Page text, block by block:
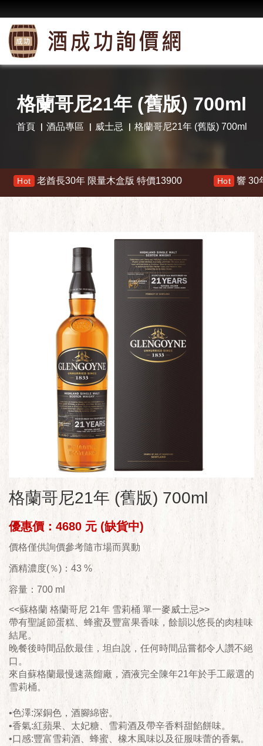
格蘭哥尼21年 (舊版) 700ml
首頁 酒品專區 威士忌 格蘭哥尼21年 (舊版) 700ml
酋長30年 限量木盒版 特價13900 Hot 響 30年 特價
格蘭哥尼21年 (舊版) 700ml
優惠價：4680 元 (缺貨中)
價格僅供詢價參考隨市場而異動
酒精濃度(％)：43 %
容量：700 ml
<<蘇格蘭 格蘭哥尼 21年 雪莉桶 單一麥威士忌>>
帶有聖誕節蛋糕、蜂蜜及豐富果香味，餘韻以悠長的肉桂味
結尾。
晚餐後時間品飲最佳，坦白說，任何時間品嘗都令人讚不絕
口。
來自蘇格蘭最慢速蒸餾廠，酒液完全陳年21年於手工嚴選的
雪莉桶。
•色澤:深銅色，酒腳綿密。
•香氣:紅蘋果、太妃糖、雪莉酒及帶辛香料甜餡餅味。
•口感:豐富雪莉酒、蜂蜜、橡木風味以及征服味蕾的香氣。